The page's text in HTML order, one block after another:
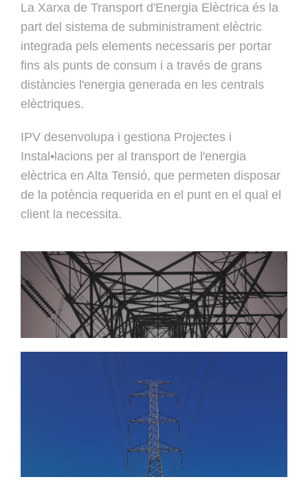
La Xarxa de Transport d'Energia Elèctrica és la
part del sistema de subministrament elèctric
integrada pels elements necessaris per portar
fins als punts de consum i a través de grans
distàncies l'energia generada en les centrals
elèctriques.
IPV desenvolupa i gestiona Projectes i
Instal•lacions per al transport de l'energia
elèctrica en Alta Tensió, que permeten disposar
de la potència requerida en el punt en el qual el
client la necessita.